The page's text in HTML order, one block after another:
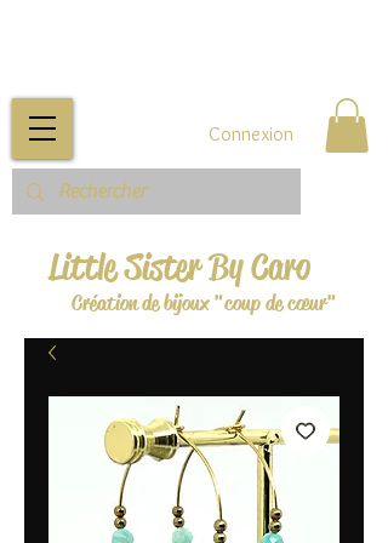
Little Sister By Caro
Création de bijoux "coup de cœur"
Connexion